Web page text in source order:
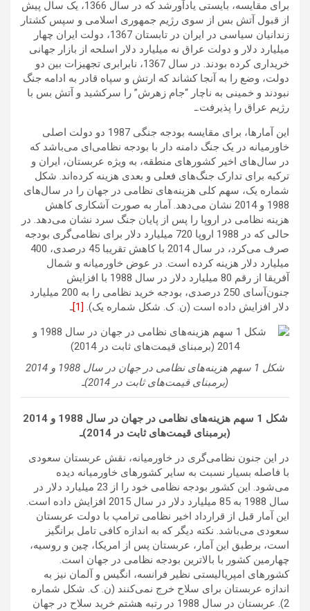
برای مقایسه، بایستی یادآورشد که در سال 1366، یک سال پیش
از قبول آتش بس از سوی رژیم جمهوری اسلامی و سپس کشتار
زندانیان سیاسی در ایران در تابستان 1367، دولت ایران چهار
میلیارد دلار و دولت عراق نه میلیارد دلار اسلحه از بازار جهانی
خریداری کرده بودند. در سال 1367، نابرابری تجهیزات بین دو
دولت، وضع را به آنجا کشاند که ارتش و سپاه قادر به ادامه جنگ
نبودند و خمینی به ناچار “جام زهرش” را سرکشید و آتش بس با
رژیم عراق را پذیرفت.ـ
این آمارها، برای مقایسه بودجه جنگی 1987 دو دولت اصلی
خاورمیانه در یک جنگ دامنه دار با بودجه نظامی‌ای می‌باشد که
در سال‌های اخیر کشورهای منطقه، به ویژه عربستان، ایران و
ترکیه برای تدارک جنگ‌های فعلی و بعدی هزینه کرده‌اند. شکل
شماره یک، سهم کلی هزینه‌های نظامی در جهان را در سال‌های
1988 و 2014 نشان می‌دهد. آمار به صورت آشکاری کاهش
هزینه نظامی در اروپا را پس از پایان جنگ سرد نشان می‌دهد. در
حالی که در 1988 اروپا 720 میلیارد دلار برای نظامی‌گری بودجه
صرف می‌کرد، در سال 2014 با کاهش تقریبا 45 درصدی، 400
میلیارد دلار هزینه کرده است. در عوض خاورمیانه و شمال
آفریقا از رقم 80 میلیارد دلار در سال 1988 با افزایش
جنون‌آسای 250 درصدی، بودجه خرید نظامی را به 200 میلیارد
دلار افزایش داده است (ن. ک. شکل شماره یک). [1] ـ
شکل 1 سهم هزینه‌های نظامی در جهان در سال 1988 و 2014
(برمبنای قیمت‌های ثابت در 2014)ـ
شکل 1 سهم هزینه‌های نظامی در جهان در سال 1988 و 2014
(برمبنای قیمت‌های ثابت در 2014)ـ
در این جنون نظامی‌گری در خاورمیانه، نقش عربستان سعودی
با فاصله بسیار نسبت به سایر کشورهای خاورمیانه دیده
می‌شود. این کشور بودجه نظامی خود را از 23 میلیارد دلار در
سال 1988 به 85 میلیارد دلار در سال 2015 افزایش داده است.
این آمار قبل از قرارداد اخیر نظامی ترامپ با دولت عربستان
سعودی می‌باشد. نکته دیگر که به اندازه کافی تامل برانگیز
است، برطبق این آمار، عربستان پس از امریکا، چین و روسیه،
چهارمین کشور با بالاترین بودجه نظامی در جهان است.
کشورهای امپریالیستی نظیر فرانسه، انگیس و آلمان نیز به
اندازه عربستان برای سلاح خرج نمی‌کنند (ن. ک. شکل شماره
2). عربستان در سال 1988 در رتبه هشتم خرید سلاح در جهان